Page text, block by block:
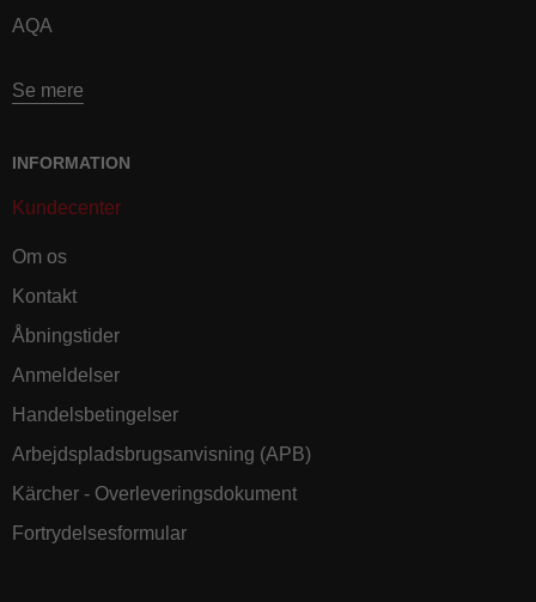
AQA
Se mere
INFORMATION
Kundecenter
Om os
Kontakt
Åbningstider
Anmeldelser
Handelsbetingelser
Arbejdspladsbrugsanvisning (APB)
Kärcher - Overleveringsdokument
Fortrydelsesformular